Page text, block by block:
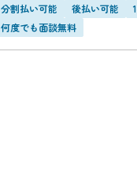
分割払い可能 後払い可能
何度でも面談無料